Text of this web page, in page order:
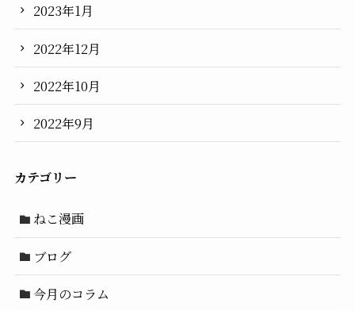
2023年1月
2022年12月
2022年10月
2022年9月
カテゴリー
ねこ漫画
ブログ
今月のコラム